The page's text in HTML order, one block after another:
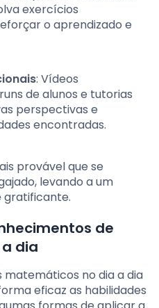
exercícios
o aprendizado e
: Vídeos
de alunos e tutorias
perspectivas e
encontradas.
provável que se
levando a um
gratificante.
de
dia
no dia a dia
eficaz as habilidades